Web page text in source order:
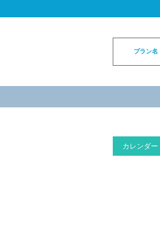
プラン名
カレンダー